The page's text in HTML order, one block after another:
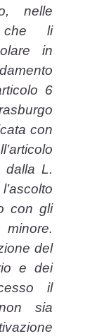
nelle
che li
in
6
con
dalla L.
con gli
del
e dei
il
sia